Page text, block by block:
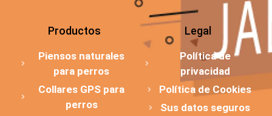
Productos
Piensos naturales
para perros
Collares GPS para
perros
Legal
Política de
privacidad
Política de Cookies
Sus datos seguros